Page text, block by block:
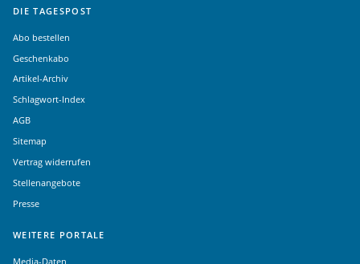
DIE TAGESPOST
Abo bestellen
Geschenkabo
Artikel-Archiv
Schlagwort-Index
AGB
Sitemap
Vertrag widerrufen
Stellenangebote
Presse
WEITERE PORTALE
Media-Daten